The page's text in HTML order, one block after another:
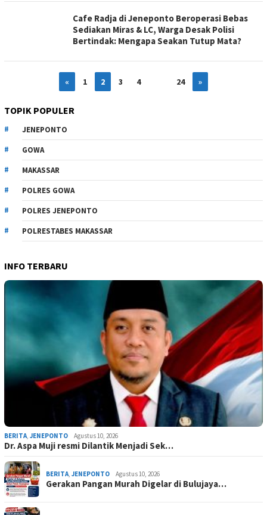
Cafe Radja di Jeneponto Beroperasi Bebas
Sediakan Miras & LC, Warga Desak Polisi
Bertindak: Mengapa Seakan Tutup Mata?
« 1 2 3 4 24 »
TOPIK POPULER
JENEPONTO
GOWA
MAKASSAR
POLRES GOWA
POLRES JENEPONTO
POLRESTABES MAKASSAR
INFO TERBARU
BERITA, JENEPONTO Agustus 10, 2026
Dr. Aspa Muji resmi Dilantik Menjadi Sek…
BERITA, JENEPONTO Agustus 10, 2026
Gerakan Pangan Murah Digelar di Bulujaya…